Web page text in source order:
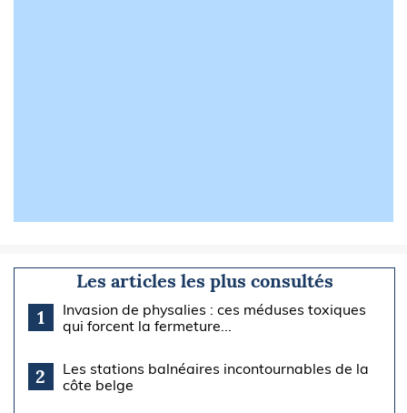
Les articles les plus consultés
1
Invasion de physalies : ces méduses toxiques
qui forcent la fermeture...
2
Les stations balnéaires incontournables de la
côte belge